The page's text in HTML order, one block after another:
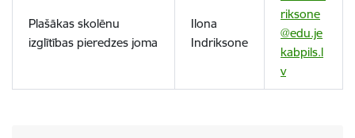
Plašākas skolēnu
izglītības pieredzes joma
Ilona
Indriksone
riksone
@edu.je
kabpils.l
v